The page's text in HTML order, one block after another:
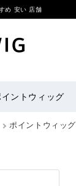
め 安い 店舗
イントウィッグ
ポイントウィッグ